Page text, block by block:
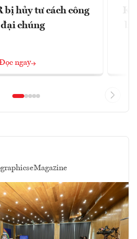
bị hủy tư cách công
chúng
ngay
eMagazine